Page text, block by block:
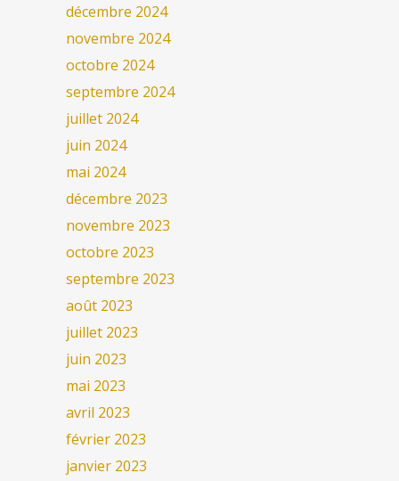
décembre 2024
novembre 2024
octobre 2024
septembre 2024
juillet 2024
juin 2024
mai 2024
décembre 2023
novembre 2023
octobre 2023
septembre 2023
août 2023
juillet 2023
juin 2023
mai 2023
avril 2023
février 2023
janvier 2023